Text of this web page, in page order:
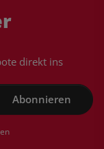
direkt ins
Abonnieren